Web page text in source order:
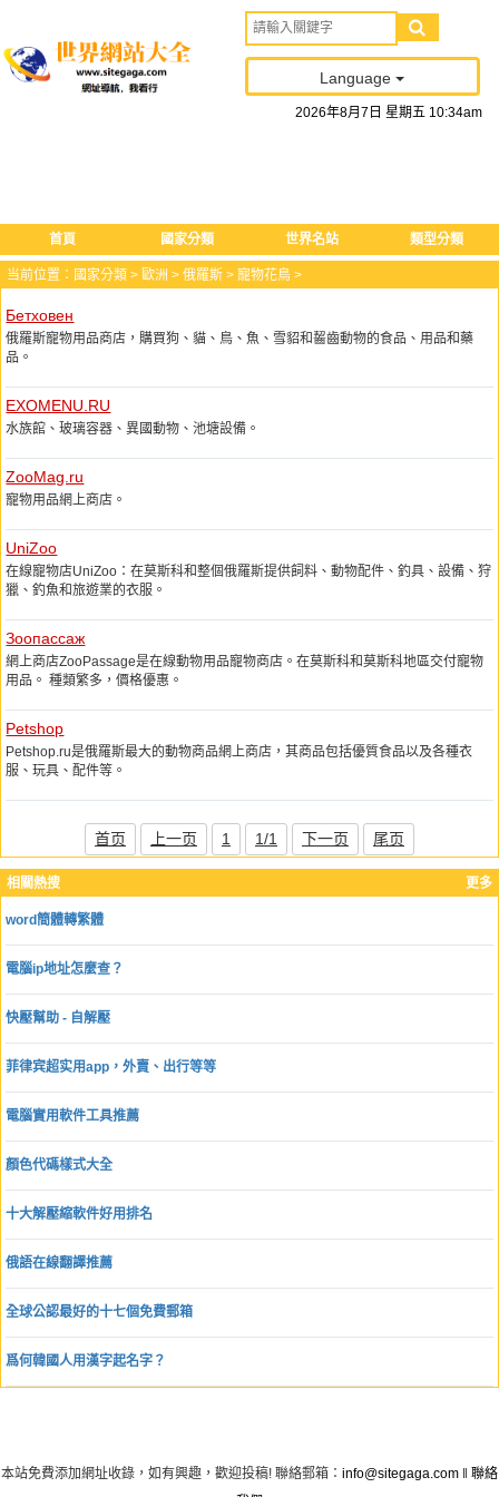
Language
2026年8月 7 日 星期五 10:34am
首頁 國家分類 世界名站 類型分類
更多
相關熱搜
word簡體轉繁體
電腦ip地址怎麼查？
快壓幫助 - 自解壓
菲律宾超实用app，外賣、出行等等
電腦實用軟件工具推薦
顏色代碼樣式大全
十大解壓縮軟件好用排名
俄語在線翻譯推薦
全球公認最好的十七個免費郵箱
爲何韓國人用漢字起名字？
当前位置： 國家分類 > 歐洲 > 俄羅斯 > 寵物花鳥 >
Бетховен
俄羅斯寵物用品商店，購買狗、貓、鳥、魚、雪貂和齧齒動物的食品、用品和藥
品。
EXOMENU.RU
水族館、玻璃容器、異國動物、池塘設備。
ZooMag.ru
寵物用品網上商店。
UniZoo
在線寵物店UniZoo：在莫斯科和整個俄羅斯提供飼料、動物配件、釣具、設備、狩
獵、釣魚和旅遊業的衣服。
Зоопассаж
網上商店ZooPassage是在線動物用品寵物商店。在莫斯科和莫斯科地區交付寵物
用品。 種類繁多，價格優惠。
Petshop
Petshop.ru是俄羅斯最大的動物商品網上商店，其商品包括優質食品以及各種衣
服、玩具、配件等。
首页 上一页 1 1/1 下一页 尾页
本站免費添加網址收錄，如有興趣，歡迎投稿! 聯絡郵箱： info@sitegaga.com
聯絡